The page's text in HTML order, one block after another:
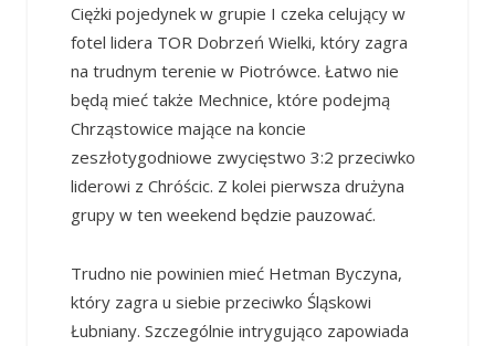
Ciężki pojedynek w grupie I czeka celujący w
fotel lidera TOR Dobrzeń Wielki, który zagra
na trudnym terenie w Piotrówce. Łatwo nie
będą mieć także Mechnice, które podejmą
Chrząstowice mające na koncie
zeszłotygodniowe zwycięstwo 3:2 przeciwko
liderowi z Chróścic. Z kolei pierwsza drużyna
grupy w ten weekend będzie pauzować.
Trudno nie powinien mieć Hetman Byczyna,
który zagra u siebie przeciwko Śląskowi
Łubniany. Szczególnie intrygująco zapowiada